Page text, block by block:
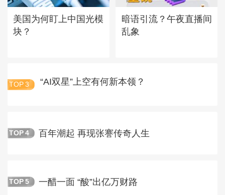
美国为何盯上中国光模
块？
暗语引流？午夜直播间
乱象
TOP 3 “AI双星”上空有何新本领？
TOP 4 百年潮起 再现张謇传奇人生
TOP 5 一醋一面 “酸”出亿万财路